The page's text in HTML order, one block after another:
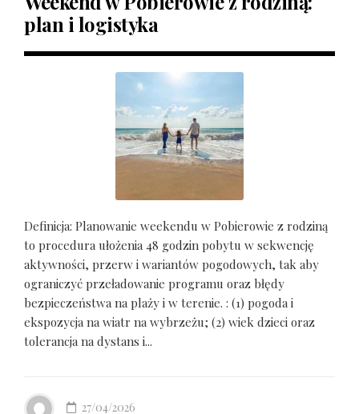
plan i logistyka
Definicja: Planowanie weekendu w Pobierowie z rodziną
to procedura ułożenia 48 godzin pobytu w sekwencję
aktywności, przerw i wariantów pogodowych, tak aby
ograniczyć przeładowanie programu oraz błędy
bezpieczeństwa na plaży i w terenie. : (1) pogoda i
ekspozycja na wiatr na wybrzeżu; (2) wiek dzieci oraz
tolerancja na dystans i...
27/04/2026